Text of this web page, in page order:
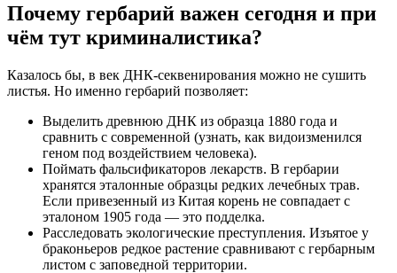
Почему гербарий важен сегодня и при
чём тут криминалистика?
Казалось бы, в век ДНК-секвенирования можно не сушить
листья. Но именно гербарий позволяет:
Выделить древнюю ДНК из образца 1880 года и
сравнить с современной (узнать, как видоизменился
геном под воздействием человека).
Поймать фальсификаторов лекарств. В гербарии
хранятся эталонные образцы редких лечебных трав.
Если привезенный из Китая корень не совпадает с
эталоном 1905 года — это подделка.
Расследовать экологические преступления. Изъятое у
браконьеров редкое растение сравнивают с гербарным
листом с заповедной территории.